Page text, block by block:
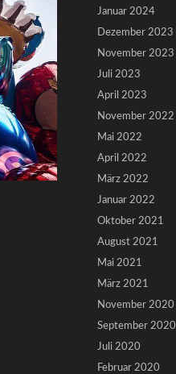
Januar 2024
Dezember 2023
November 2023
Juli 2023
April 2023
November 2022
Mai 2022
April 2022
März 2022
Januar 2022
Oktober 2021
August 2021
Mai 2021
März 2021
November 2020
September 2020
Juli 2020
Februar 2020